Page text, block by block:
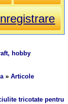
hobby
»Articole
tricotate pentru